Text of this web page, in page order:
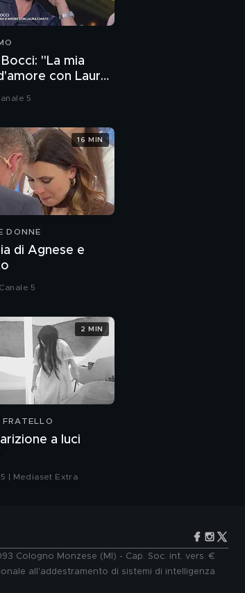
"La mia
con Laura
5
DONNE
di Agnese e
5
16 MIN
FRATELLO
a luci
| Mediaset Extra
2 MIN
Cologno Monzese (MI) - Cap. Soc. int. vers. €
all'addestramento di sistemi di intelligenza